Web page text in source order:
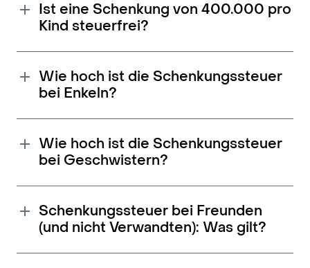
Ist eine Schenkung von 400.000 pro
Kind steuerfrei?
Wie hoch ist die Schenkungssteuer
bei Enkeln?
Wie hoch ist die Schenkungssteuer
bei Geschwistern?
Schenkungssteuer bei Freunden
(und nicht Verwandten): Was gilt?